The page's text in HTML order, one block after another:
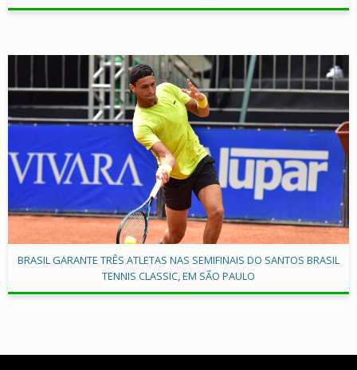
BRASIL GARANTE TRÊS ATLETAS NAS SEMIFINAIS DO SANTOS BRASIL
TENNIS CLASSIC, EM SÃO PAULO